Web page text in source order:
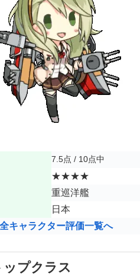
7.5点 / 10点中
★★★★
重巡洋艦
日本
キャラクター評価一覧へ
プクラス